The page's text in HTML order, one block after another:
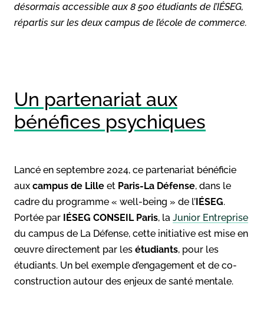
désormais accessible aux 8 500 étudiants de l’IÉSEG,
répartis sur les deux campus de l’école de commerce.
Un partenariat aux
bénéfices psychiques
Lancé en septembre 2024, ce partenariat bénéficie
aux campus de Lille et Paris-La Défense, dans le
cadre du programme « well-being » de l’IÉSEG.
Portée par IÉSEG CONSEIL Paris, la Junior Entreprise
du campus de La Défense, cette initiative est mise en
œuvre directement par les étudiants, pour les
étudiants. Un bel exemple d’engagement et de co-
construction autour des enjeux de santé mentale.